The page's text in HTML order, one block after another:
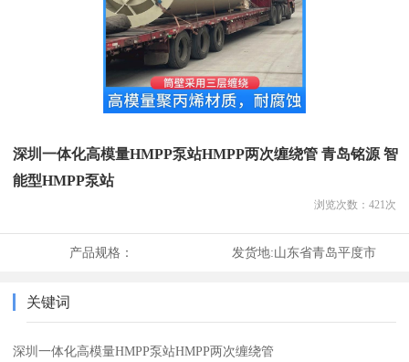
深圳一体化高模量HMPP泵站HMPP两次缠绕管 青岛铭源 智
能型HMPP泵站
浏览次数： 421次
产品规格： 发货地:山东省青岛平度市
关键词
深圳一体化高模量HMPP泵站HMPP两次缠绕管